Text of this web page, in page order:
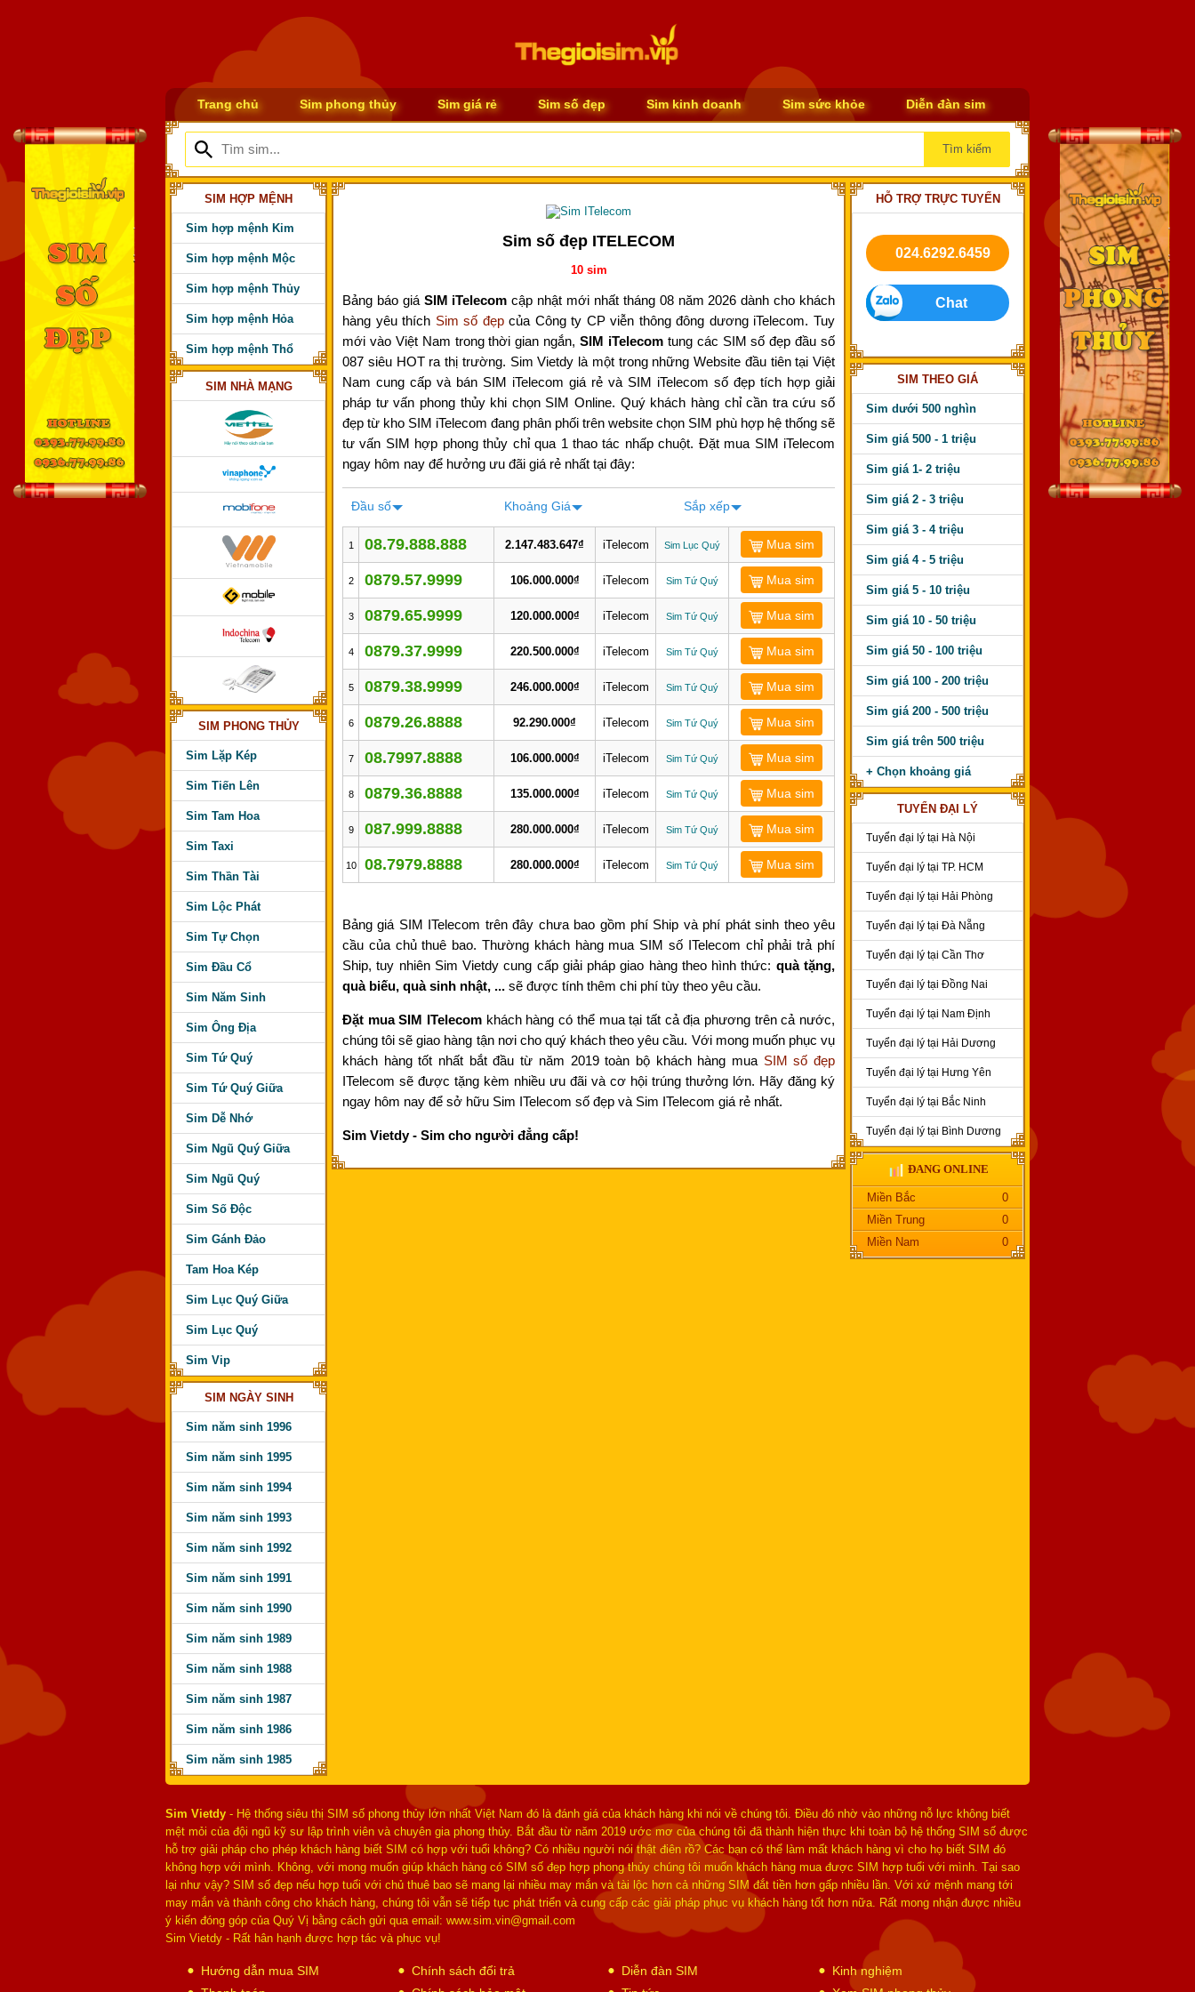
Trang chủ Sim phong thủy Sim giá rẻ Sim số đẹp Sim kinh doanh Sim sức khỏe Diễn đàn sim
Tìm kiếm
Sim số đẹp ITELECOM
10 sim
Bảng báo giá SIM iTelecom cập nhật mới nhất tháng 08 năm 2026 dành cho khách
hàng yêu thích Sim số đẹpcủa Công ty CP viễn thông đông dương iTelecom. Tuy
mới vào Việt Nam trong thời gian ngắn, SIM iTelecomtung các SIM số đẹp đầu số
087 siêu HOT ra thị trường. Sim Vietdy là một trong những Website đầu tiên tại Việt
Nam cung cấp và bán SIM iTelecom giá rẻ và SIM iTelecom số đẹp tích hợp giải
pháp tư vấn phong thủy khi chọn SIM Online. Quý khách hàng chỉ cần tra cứu số
đẹp từ kho SIM iTelecom đang phân phối trên website chọn SIM phù hợp hệ thống sẽ
tư vấn SIM hợp phong thủy chỉ qua 1 thao tác nhấp chuột. Đặt mua SIM iTelecom
ngay hôm nay để hưởng ưu đãi giá rẻ nhất tại đây:
Đầu số Khoảng Giá Sắp xếp
1 08.79.888.888 2.147.483.647₫ iTelecom Sim Lục Quý Mua sim
2 0879.57.9999 106.000.000₫ iTelecom Sim Tứ Quý Mua sim
3 0879.65.9999 120.000.000₫ iTelecom Sim Tứ Quý Mua sim
4 0879.37.9999 220.500.000₫ iTelecom Sim Tứ Quý Mua sim
5 0879.38.9999 246.000.000₫ iTelecom Sim Tứ Quý Mua sim
6 0879.26.8888 92.290.000₫ iTelecom Sim Tứ Quý Mua sim
7 08.7997.8888 106.000.000₫ iTelecom Sim Tứ Quý Mua sim
8 0879.36.8888 135.000.000₫ iTelecom Sim Tứ Quý Mua sim
9 087.999.8888 280.000.000₫ iTelecom Sim Tứ Quý Mua sim
10 08.7979.8888 280.000.000₫ iTelecom Sim Tứ Quý Mua sim
Bảng giá SIM ITelecom trên đây chưa bao gồm phí Ship và phí phát sinh theo yêu
cầu của chủ thuê bao. Thường khách hàng mua SIM số ITelecom chỉ phải trả phí
Ship, tuy nhiên Sim Vietdy cung cấp giải pháp giao hàng theo hình thức: quà tặng,
quà biếu, quà sinh nhật, ... sẽ được tính thêm chi phí tùy theo yêu cầu.
Đặt mua SIM ITelecom khách hàng có thể mua tại tất cả địa phương trên cả nước,
chúng tôi sẽ giao hàng tận nơi cho quý khách theo yêu cầu. Với mong muốn phục vụ
khách hàng tốt nhất bắt đầu từ năm 2019 toàn bộ khách hàng mua SIM số đẹp
ITelecom sẽ được tặng kèm nhiều ưu đãi và cơ hội trúng thưởng lớn. Hãy đăng ký
ngay hôm nay để sở hữu Sim ITelecom số đẹp và Sim ITelecom giá rẻ nhất.
Sim Vietdy - Sim cho người đẳng cấp!
SIM HỢP MỆNH
Sim hợp mệnh Kim
Sim hợp mệnh Mộc
Sim hợp mệnh Thủy
Sim hợp mệnh Hỏa
Sim hợp mệnh Thổ
SIM NHÀ MẠNG
SIM PHONG THỦY
Sim Lặp Kép
Sim Tiến Lên
Sim Tam Hoa
Sim Taxi
Sim Thần Tài
Sim Lộc Phát
Sim Tự Chọn
Sim Đầu Cổ
Sim Năm Sinh
Sim Ông Địa
Sim Tứ Quý
Sim Tứ Quý Giữa
Sim Dễ Nhớ
Sim Ngũ Quý Giữa
Sim Ngũ Quý
Sim Số Độc
Sim Gánh Đảo
Tam Hoa Kép
Sim Lục Quý Giữa
Sim Lục Quý
Sim Vip
SIM NGÀY SINH
Sim năm sinh 1996
Sim năm sinh 1995
Sim năm sinh 1994
Sim năm sinh 1993
Sim năm sinh 1992
Sim năm sinh 1991
Sim năm sinh 1990
Sim năm sinh 1989
Sim năm sinh 1988
Sim năm sinh 1987
Sim năm sinh 1986
Sim năm sinh 1985
HỖ TRỢ TRỰC TUYẾN
024.6292.6459
Chat
SIM THEO GIÁ
Sim dưới 500 nghìn
Sim giá 500 - 1 triệu
Sim giá 1- 2 triệu
Sim giá 2 - 3 triệu
Sim giá 3 - 4 triệu
Sim giá 4 - 5 triệu
Sim giá 5 - 10 triệu
Sim giá 10 - 50 triệu
Sim giá 50 - 100 triệu
Sim giá 100 - 200 triệu
Sim giá 200 - 500 triệu
Sim giá trên 500 triệu
+ Chọn khoảng giá
TUYỂN ĐẠI LÝ
Tuyển đại lý tại Hà Nội
Tuyển đại lý tại TP. HCM
Tuyển đại lý tại Hải Phòng
Tuyển đại lý tại Đà Nẵng
Tuyển đại lý tại Cần Thơ
Tuyển đại lý tại Đồng Nai
Tuyển đại lý tại Nam Định
Tuyển đại lý tại Hải Dương
Tuyển đại lý tại Hưng Yên
Tuyển đại lý tại Bắc Ninh
Tuyển đại lý tại Bình Dương
ĐANG ONLINE
Miền Bắc
0
Miền Trung
0
Miền Nam
0
Sim Vietdy - Hệ thống siêu thị SIM số phong thủy lớn nhất Việt Nam đó là đánh giá của khách hàng khi nói về chúng tôi. Điều đó nhờ vào những nỗ lực không biết
mệt mỏi của đội ngũ kỹ sư lập trình viên và chuyên gia phong thủy. Bắt đầu từ năm 2019 ước mơ của chúng tôi đã thành hiện thực khi toàn bộ hệ thống SIM số được
hỗ trợ giải pháp cho phép khách hàng biết SIM có hợp với tuổi không? Có nhiều người nói thật điên rồ? Các bạn có thể làm mất khách hàng vì cho họ biết SIM đó
không hợp với mình. Không, với mong muốn giúp khách hàng có SIM số đẹp hợp phong thủy chúng tôi muốn khách hàng mua được SIM hợp tuổi với mình. Tại sao
lại như vậy? SIM số đẹp nếu hợp tuổi với chủ thuê bao sẽ mang lại nhiều may mắn và tài lộc hơn cả những SIM đắt tiền hơn gấp nhiều lần. Với xứ mệnh mang tới
may mắn và thành công cho khách hàng, chúng tôi vẫn sẽ tiếp tục phát triển và cung cấp các giải pháp phục vụ khách hàng tốt hơn nữa. Rất mong nhận được nhiều
ý kiến đóng góp của Quý Vị bằng cách gửi qua email: www.sim.vin@gmail.com
Sim Vietdy - Rất hân hạnh được hợp tác và phục vụ!
Hướng dẫn mua SIM
Chính sách đổi trả
Diễn đàn SIM
Kinh nghiệm